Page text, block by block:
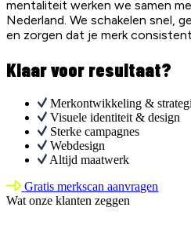
mentaliteit werken we samen
Nederland. We schakelen snel,
en zorgen dat je merk
Klaar voor resultaat?
Merkontwikkeling &
Visuele identiteit & design
Sterke campagnes
Webdesign
Altijd maatwerk
Gratis merkscan aanvragen
Wat onze klanten zeggen